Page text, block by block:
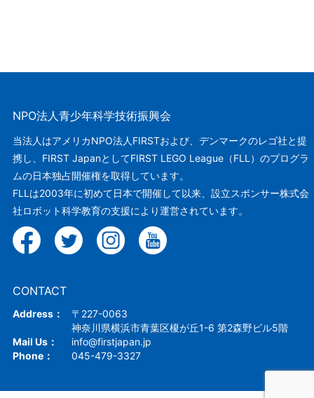
NPO法人青少年科学技術振興会
当法人はアメリカNPO法人FIRSTおよび、デンマークのレゴ社と提
携し、FIRST JapanとしてFIRST LEGO League（FLL）のプログラ
ムの日本独占開催権を取得しています。
FLLは2003年に初めて日本で開催して以来、設立スポンサー株式会
社ロボット科学教育の支援により運営されています。
CONTACT
Address：
〒227-0063
神奈川県横浜市青葉区榎が丘1-6 第2森野ビル5階
Mail Us：
info@firstjapan.jp
Phone：
045-479-3327